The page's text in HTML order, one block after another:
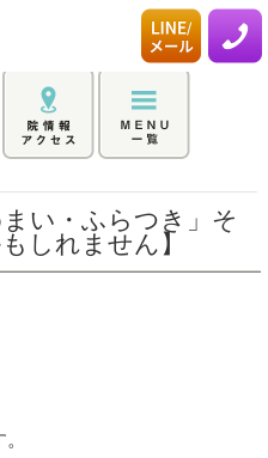
まい・ふらつき」そ
しれません】